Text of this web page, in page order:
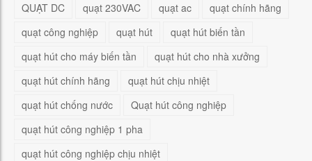
QUẠT DC
quạt 230VAC quạt ac
quạt chính hãng
quạt công nghiệp
quạt hút
quạt hút biến tần
quạt hút cho máy biến tần
quạt hút cho nhà xưởng
quạt hút chính hãng
quạt hút chịu nhiệt
quạt hút chống nước
Quạt hút công nghiệp
quạt hút công nghiệp 1 pha
quạt hút công nghiệp chịu nhiệt